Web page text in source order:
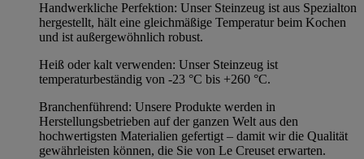
Handwerkliche Perfektion: Unser Steinzeug ist aus Spezialton
hergestellt, hält eine gleichmäßige Temperatur beim Kochen
und ist außergewöhnlich robust.
Heiß oder kalt verwenden: Unser Steinzeug ist
temperaturbeständig von -23 °C bis +260 °C.
Branchenführend: Unsere Produkte werden in
Herstellungsbetrieben auf der ganzen Welt aus den
hochwertigsten Materialien gefertigt – damit wir die Qualität
gewährleisten können, die Sie von Le Creuset erwarten.